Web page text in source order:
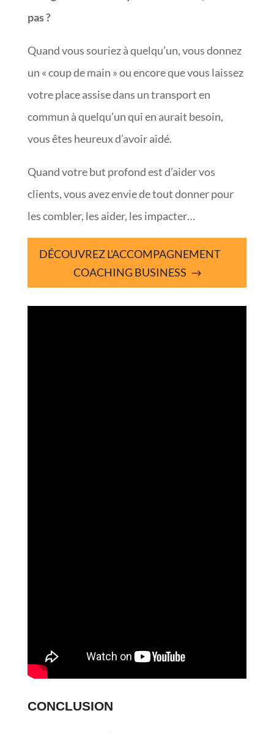
pas ?
Quand vous souriez à quelqu’un, vous donnez
un « coup de main » ou encore que vous laissez
votre place assise dans un transport en
commun à quelqu’un qui en aurait besoin,
vous êtes heureux d’avoir aidé.
Quand votre but profond est d’aider vos
clients, vous avez envie de tout donner pour
les combler, les aider, les impacter…
DÉCOUVREZ L'ACCOMPAGNEMENT
COACHING BUSINESS
CONCLUSION